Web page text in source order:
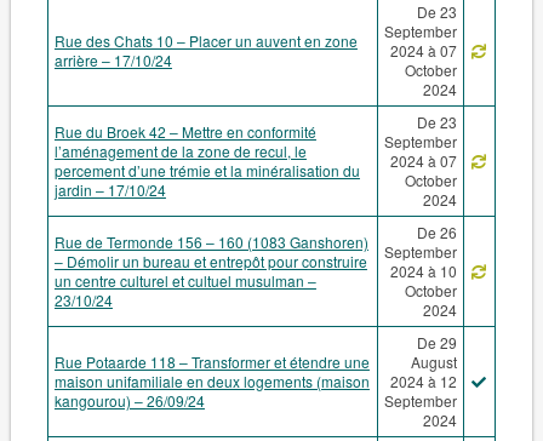
Rue des Chats 10 – Placer un auvent en zone
arrière – 17/10/24
De 23
September
2024 à 07
October
2024
Rue du Broek 42 – Mettre en conformité
l’aménagement de la zone de recul, le
percement d’une trémie et la minéralisation du
jardin – 17/10/24
De 23
September
2024 à 07
October
2024
Rue de Termonde 156 – 160 (1083 Ganshoren)
– Démolir un bureau et entrepôt pour construire
un centre culturel et cultuel musulman –
23/10/24
De 26
September
2024 à 10
October
2024
Rue Potaarde 118 – Transformer et étendre une
maison unifamiliale en deux logements (maison
kangourou) – 26/09/24
De 29
August
2024 à 12
September
2024